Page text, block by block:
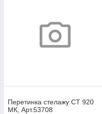
Перетинка стелажу СТ 920
МК, Арт.53708